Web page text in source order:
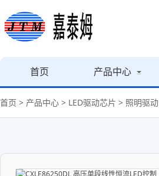
首页 产品中心
首页 > 产品中心 > LED驱动芯片 > 照明驱动